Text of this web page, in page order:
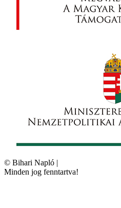
© Bihari Napló |
Minden jog fenntartva!